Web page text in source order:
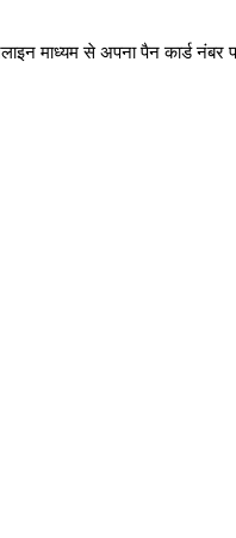
माध्यम से अपना पैन कार्ड नंबर